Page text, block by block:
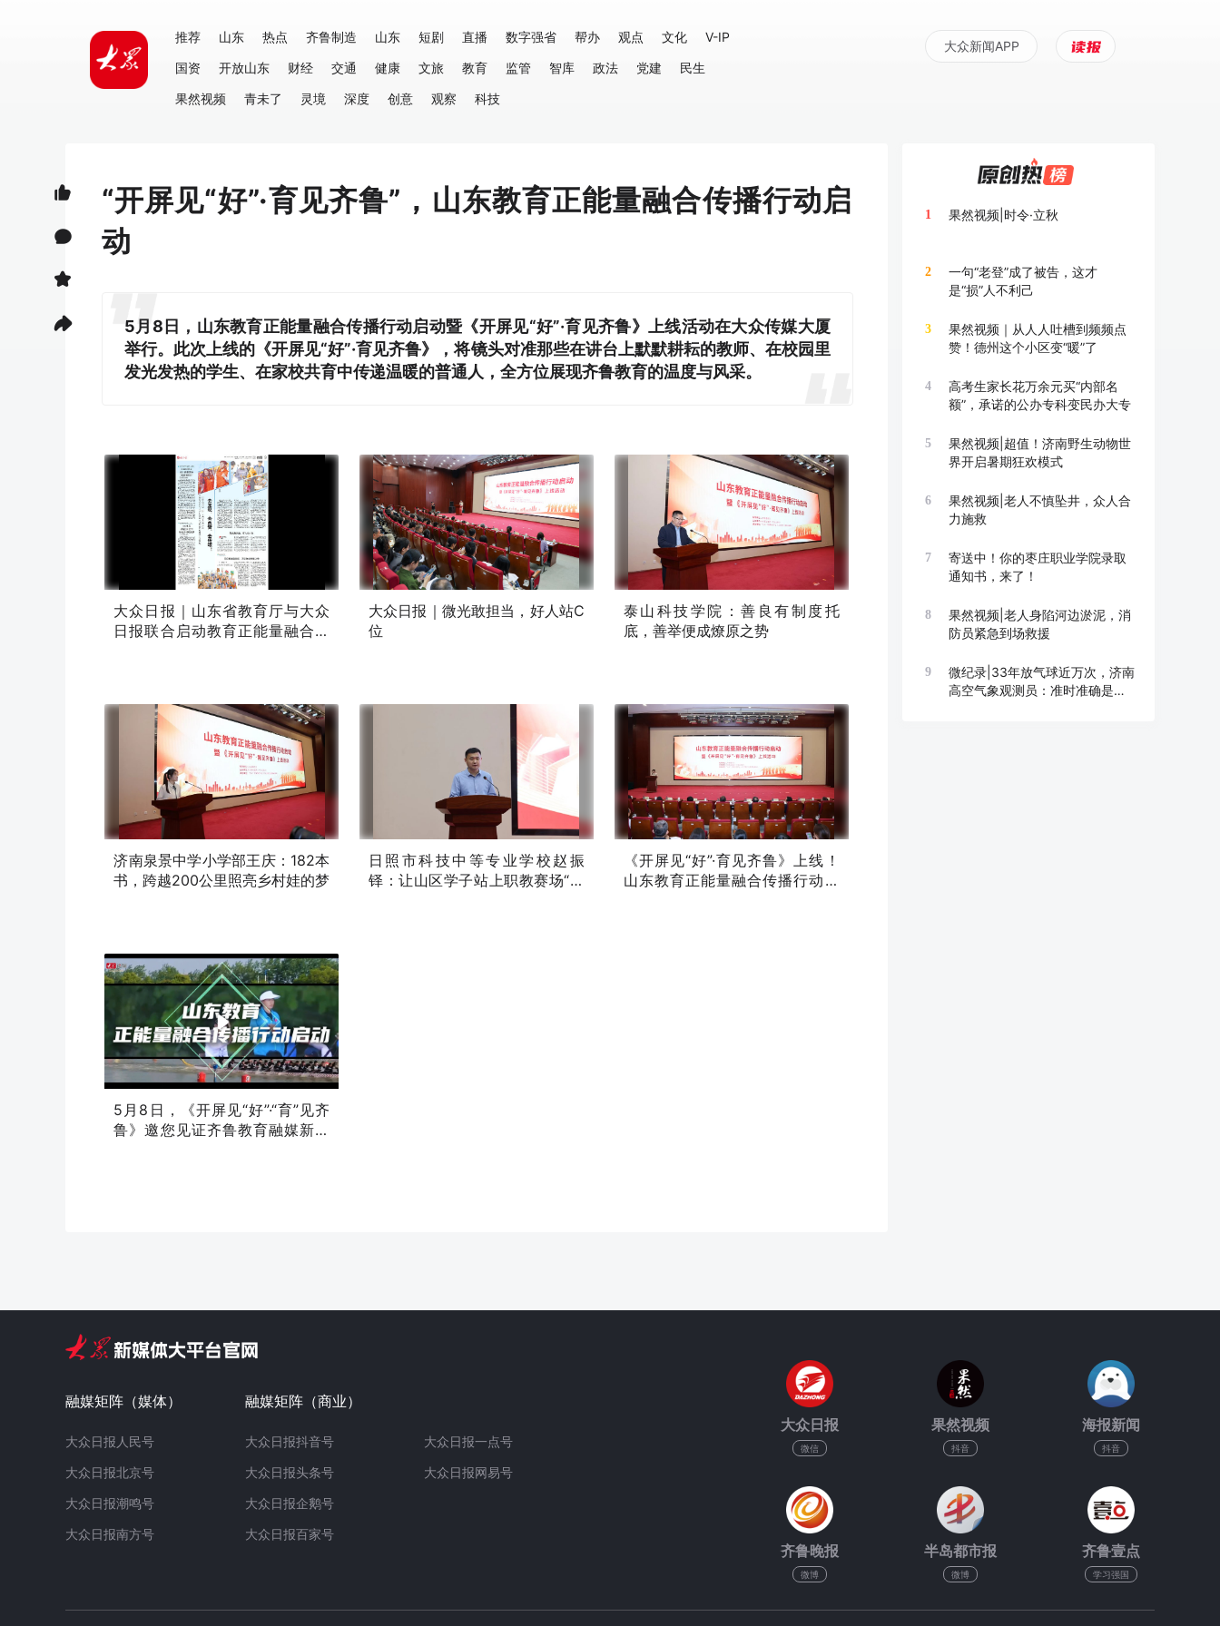
推荐 山东 热点 齐鲁制造 山东 短剧 直播 数字强省 帮办 观点 文化
V-IP
国资
开放山东 财经 交通 健康 文旅 教育 监管 智库 政法 党建
民生
果然视频
青未了 灵境 深度 创意 观察 科技
大众新闻APP
“开屏见“好”·育见齐鲁”，山东教育正能量融合传播行动启
动
5月8日，山东教育正能量融合传播行动启动暨《开屏见“好”·育见齐鲁》上线活动在大众传媒大厦
举行。此次上线的《开屏见“好”·育见齐鲁》，将镜头对准那些在讲台上默默耕耘的教师、在校园里
发光发热的学生、在家校共育中传递温暖的普通人，全方位展现齐鲁教育的温度与风采。
大众日报｜山东省教育厅与大众
日报联合启动教育正能量融合传
大众日报｜微光敢担当，好人站C
位
泰山科技学院：善良有制度托
底，善举便成燎原之势
济南泉景中学小学部王庆：182本
书，跨越200公里照亮乡村娃的梦
日照市科技中等专业学校赵振
铎：让山区学子站上职教赛场“最
《开屏见“好”·育见齐鲁》上线！
山东教育正能量融合传播行动正
5月8日，《开屏见“好”·“育”见齐
鲁》邀您见证齐鲁教育融媒新发
1 果然视频|时令·立秋
2
一句“老登”成了被告，这才
是“损”人不利己
3
果然视频｜从人人吐槽到频频点
赞！德州这个小区变“暖”了
4
高考生家长花万余元买“内部名
额”，承诺的公办专科变民办大专
5
果然视频|超值！济南野生动物世
界开启暑期狂欢模式
6
果然视频|老人不慎坠井，众人合
力施救
7
寄送中！你的枣庄职业学院录取
通知书，来了！
8
果然视频|老人身陷河边淤泥，消
防员紧急到场救援
9
微纪录|33年放气球近万次，济南
高空气象观测员：准时准确是底
融媒矩阵（媒体）
大众日报人民号
大众日报北京号
大众日报潮鸣号
大众日报南方号
融媒矩阵（商业）
大众日报抖音号
大众日报头条号
大众日报企鹅号
大众日报百家号
大众日报一点号
大众日报网易号
大众日报
微信
果然视频
抖音
海报新闻
抖音
齐鲁晚报
微博
半岛都市报
微博
齐鲁壹点
学习强国